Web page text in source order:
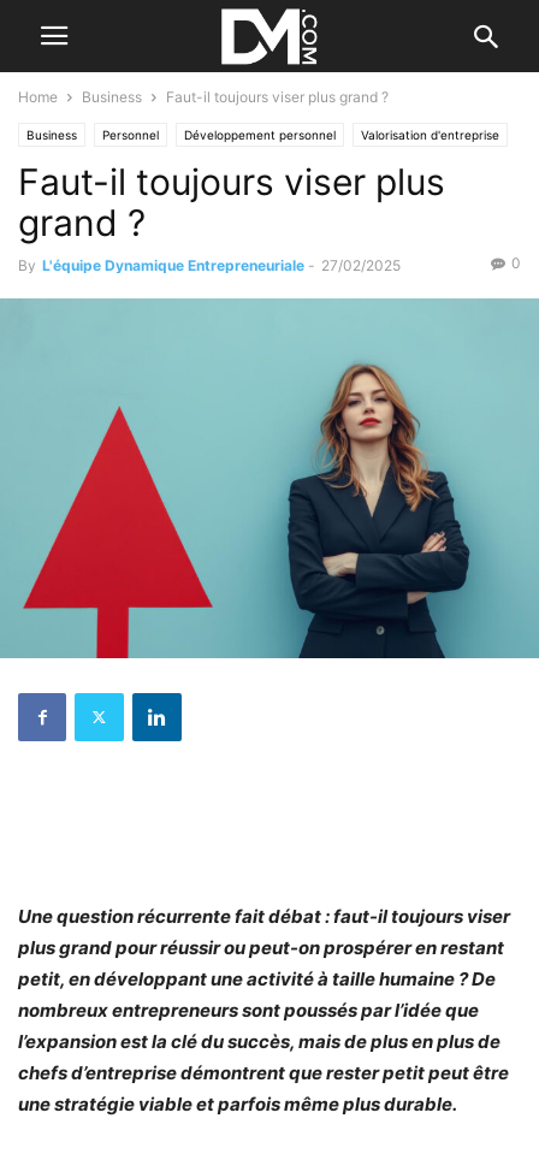
Home Business Faut-il toujours viser plus grand ?
Business Personnel Développement personnel Valorisation d'entreprise
Faut-il toujours viser plus
grand ?
By L'équipe Dynamique Entrepreneuriale - 27/02/2025 0
Une question récurrente fait débat : faut-il toujours viser
plus grand pour réussir ou peut-on prospérer en restant
petit, en développant une activité à taille humaine ? De
nombreux entrepreneurs sont poussés par l’idée que
l’expansion est la clé du succès, mais de plus en plus de
chefs d’entreprise démontrent que rester petit peut être
une stratégie viable et parfois même plus durable.